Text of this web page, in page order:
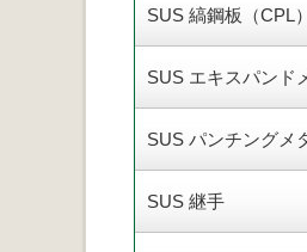
SUS 縞鋼板（CPL）
SUS エキスパンド
SUS パンチングメ
SUS 継手